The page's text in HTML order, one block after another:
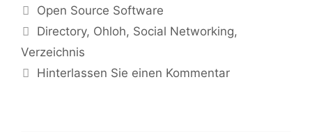
Kategorien
Open Source Software
Tags
Directory, Ohloh, Social Networking,
Verzeichnis
Hinterlassen Sie einen Kommentar